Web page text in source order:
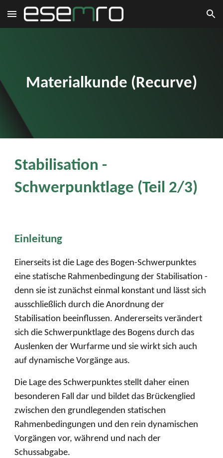
Skip to main content Skip to navigation
Materialkunde (Recurve)
Stabilisation -
Schwerpunktlage (Teil 2/3)
Einleitung
Einerseits ist die Lage des Bogen-Schwerpunktes
eine statische Rahmenbedingung der Stabilisation -
denn sie ist zunächst einmal konstant und lässt sich
ausschließlich durch die Anordnung der
Stabilisation beeinflussen. Andererseits verändert
sich die Schwerpunktlage des Bogens durch das
Auslenken der Wurfarme und sie wirkt sich auch
auf dynamische Vorgänge aus.
Die Lage des Schwerpunktes stellt daher einen
besonderen Fall dar und bildet das Brückenglied
zwischen den grundlegenden statischen
Rahmenbedingungen und den rein dynamischen
Vorgängen vor, während und nach der
Schussabgabe.